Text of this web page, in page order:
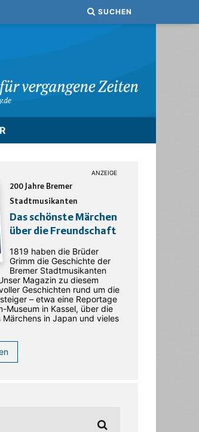
SUCHEN
200 Jahre Bremer
Stadtmusikanten
Das schönste Märchen
über die Freundschaft
1819 haben die Brüder
Grimm die Geschichte der
Bremer Stadtmusikanten
Magazin zu diesem
Geschichten rund um die
– etwa eine Reportage
Museum in Kassel, über die
in Japan und vieles